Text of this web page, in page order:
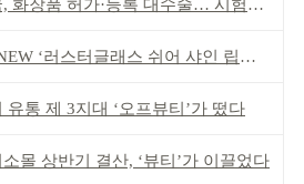
장품 허가·등록 대수술… 시험자료 공용 허용
‘러스터글래스 쉬어 샤인 립스틱’ 출시
유통 제 3지대 ‘오프뷰티’가 떴다
소몰 상반기 결산, ‘뷰티’가 이끌었다